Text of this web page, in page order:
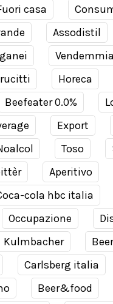
casa
Assodistil
Horeca
Beefeater 0.0%
Export
Toso
Aperitivo
cola hbc italia
Occupazione
Kulmbacher
Carlsberg italia
Beer&food